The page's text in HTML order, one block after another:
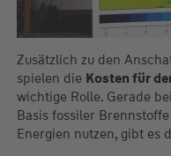
Zusätzlich zu den
spielen die Kosten für
wichtige Rolle. Gerade
Basis fossiler
Energien nutzen, gibt es